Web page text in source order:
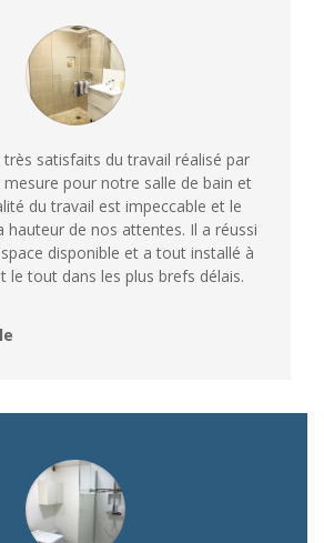
satisfaits du travail réalisé par
pour notre salle de bain et
du travail est impeccable et le
hauteur de nos attentes. Il a réussi
disponible et a tout installé à
le tout dans les plus brefs délais.